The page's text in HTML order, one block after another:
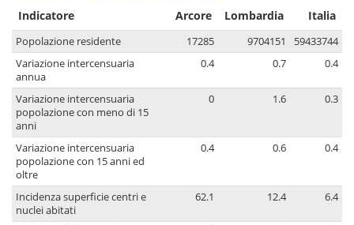
Indicatore Arcore Lombardia Italia
Popolazione residente 17285 9704151
59433744
Variazione intercensuaria
annua
0.4 0.7 0.4
Variazione intercensuaria
popolazione con meno di 15
anni
0 1.6 0.3
Variazione intercensuaria
popolazione con 15 anni ed
oltre
0.4 0.6 0.4
Incidenza superficie centri e
nuclei abitati
62.1 12.4 6.4